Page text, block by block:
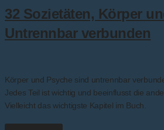
32 Sozietäten, Körper
Untrennbar verbunden
Körper und Psyche sind untrennbar
Jedes Teil ist wichtig und beeinflusst die
Vielleicht das wichtigste Kapitel im Buch.